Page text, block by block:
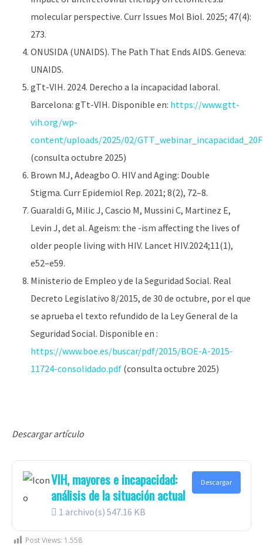
molecular perspective. Curr Issues Mol Biol. 2025; 47(4):
273.
ONUSIDA (UNAIDS). The Path That Ends AIDS. Geneva:
UNAIDS.
gTt-VIH. 2024. Derecho a la incapacidad laboral.
Barcelona: gTt-VIH. Disponible en: https://www.gtt-
vih.org/wp-
content/uploads/2025/02/
(consulta octubre 2025)
Brown MJ, Adeagbo O. HIV and Aging: Double
Stigma. Curr Epidemiol Rep. 2021; 8(2), 72–8.
Guaraldi G, Milic J, Cascio M, Mussini C, Martinez E,
Levin J, det al. Ageism: the -ism affecting the lives of
older people living with HIV. Lancet HIV.2024;11(1),
e52–e59.
Ministerio de Empleo y de la Seguridad Social. Real
Decreto Legislativo 8/2015, de 30 de octubre, por el que
se aprueba el texto refundido de la Ley General de la
Seguridad Social. Disponible en :
https://www.boe.es/buscar/pdf/2015/BOE-A-2015-
11724-consolidado.pdf (consulta octubre 2025)
Descargar artículo
VIH, mayores e incapacidad:
análisis de la situación actual
1 archivo(s) 547.16 KB
Descargar
Post Views: 1.558